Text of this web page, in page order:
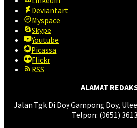
Deviantart
Myspace
Skype
Youtube
Picassa
Flickr
RSS
ALAMAT
Jalan Tgk Di Doy Gampong Doy,
Telpon: (0651)